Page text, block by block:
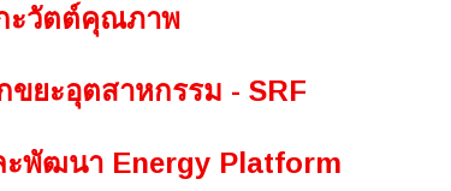
กะวัตต์คุณภาพ
ขยะอุตสาหกรรม - SRF
ะพัฒนา Energy Platform